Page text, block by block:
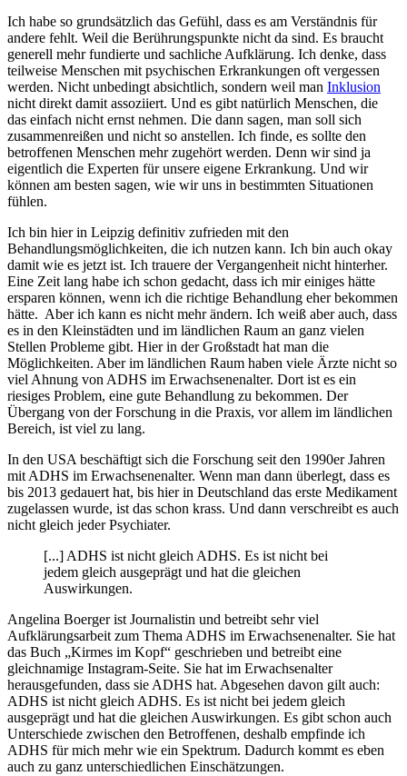
Ich habe so grundsätzlich das Gefühl, dass es am Verständnis für
andere fehlt. Weil die Berührungspunkte nicht da sind. Es braucht
generell mehr fundierte und sachliche Aufklärung. Ich denke, dass
teilweise Menschen mit psychischen Erkrankungen oft vergessen
werden. Nicht unbedingt absichtlich, sondern weil man Inklusion
nicht direkt damit assoziiert. Und es gibt natürlich Menschen, die
das einfach nicht ernst nehmen. Die dann sagen, man soll sich
zusammenreißen und nicht so anstellen. Ich finde, es sollte den
betroffenen Menschen mehr zugehört werden. Denn wir sind ja
eigentlich die Experten für unsere eigene Erkrankung. Und wir
können am besten sagen, wie wir uns in bestimmten Situationen
fühlen.
Ich bin hier in Leipzig definitiv zufrieden mit den
Behandlungsmöglichkeiten, die ich nutzen kann. Ich bin auch okay
damit wie es jetzt ist. Ich trauere der Vergangenheit nicht hinterher.
Eine Zeit lang habe ich schon gedacht, dass ich mir einiges hätte
ersparen können, wenn ich die richtige Behandlung eher bekommen
hätte. Aber ich kann es nicht mehr ändern. Ich weiß aber auch, dass
es in den Kleinstädten und im ländlichen Raum an ganz vielen
Stellen Probleme gibt. Hier in der Großstadt hat man die
Möglichkeiten. Aber im ländlichen Raum haben viele Ärzte nicht so
viel Ahnung von ADHS im Erwachsenenalter. Dort ist es ein
riesiges Problem, eine gute Behandlung zu bekommen. Der
Übergang von der Forschung in die Praxis, vor allem im ländlichen
Bereich, ist viel zu lang.
In den USA beschäftigt sich die Forschung seit den 1990er Jahren
mit ADHS im Erwachsenenalter. Wenn man dann überlegt, dass es
bis 2013 gedauert hat, bis hier in Deutschland das erste Medikament
zugelassen wurde, ist das schon krass. Und dann verschreibt es auch
nicht gleich jeder Psychiater.
[...] ADHS ist nicht gleich ADHS. Es ist nicht bei
jedem gleich ausgeprägt und hat die gleichen
Auswirkungen.
Angelina Boerger ist Journalistin und betreibt sehr viel
Aufklärungsarbeit zum Thema ADHS im Erwachsenenalter. Sie hat
das Buch „Kirmes im Kopf“ geschrieben und betreibt eine
gleichnamige Instagram-Seite. Sie hat im Erwachsenalter
herausgefunden, dass sie ADHS hat. Abgesehen davon gilt auch:
ADHS ist nicht gleich ADHS. Es ist nicht bei jedem gleich
ausgeprägt und hat die gleichen Auswirkungen. Es gibt schon auch
Unterschiede zwischen den Betroffenen, deshalb empfinde ich
ADHS für mich mehr wie ein Spektrum. Dadurch kommt es eben
auch zu ganz unterschiedlichen Einschätzungen.